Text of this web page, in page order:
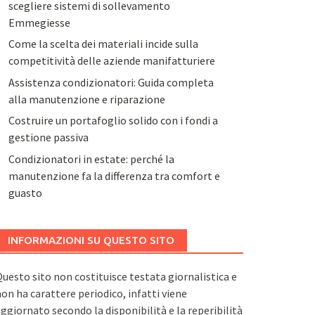
scegliere sistemi di sollevamento
Emmegiesse
Come la scelta dei materiali incide sulla
competitività delle aziende manifatturiere
Assistenza condizionatori: Guida completa
alla manutenzione e riparazione
Costruire un portafoglio solido con i fondi a
gestione passiva
Condizionatori in estate: perché la
manutenzione fa la differenza tra comfort e
guasto
INFORMAZIONI SU QUESTO SITO
sito non costituisce testata giornalistica e
ha carattere periodico, infatti viene
secondo la disponibilità e la reperibilità